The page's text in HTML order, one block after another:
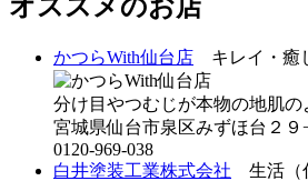
オススメのお店
かつらWith仙台店 キレイ・癒
分け目やつむじが本物の地肌
宮城県仙台市泉区みずほ台２９
0120-969-038
白井塗装工業株式会社 生活（